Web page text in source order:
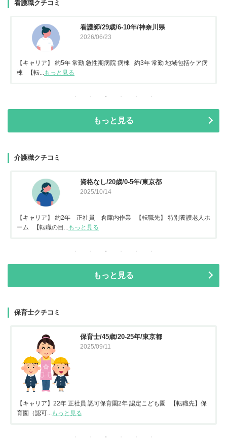
看護職クチコミ
看護師/29歳/6-10年/神奈川県
2026/06/23
【キャリア】 約5年 常勤 急性期病院 病棟 約3年 常勤 地域包括ケア病
棟 【転...もっと見る
もっと見る
介護職クチコミ
資格なし/20歳/0-5年/東京都
2025/10/14
【キャリア】 約2年 正社員 倉庫内作業 【転職先】 特別養護老人ホ
ーム 【転職の目...
もっと見る
もっと見る
保育士クチコミ
保育士/45歳/20-25年/東京都
2025/09/11
【キャリア】22年 正社員 認可保育園2年 認定こども園 【転職先】保
育園（認可...もっと見る